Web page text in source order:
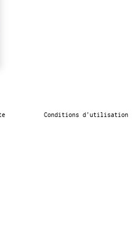
Conditions d’utilisation